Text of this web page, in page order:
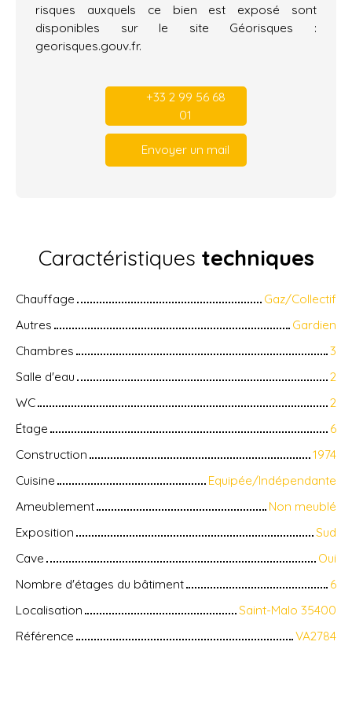
risques auxquels ce bien est exposé sont
disponibles sur le site Géorisques :
georisques.gouv.fr.
+33 2 99 56 68
01
Envoyer un mail
Caractéristiques techniques
Chauffage
Gaz/Collectif
Autres
Gardien
Chambres
3
Salle d'eau
2
WC
2
Étage
6
Construction
1974
Cuisine
Equipée/Indépendante
Ameublement
Non meublé
Exposition
Sud
Cave
Oui
Nombre d'étages du bâtiment
6
Localisation
Saint-Malo 35400
Référence
VA2784